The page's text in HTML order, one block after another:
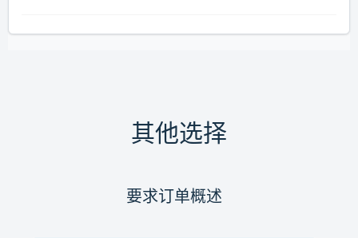
其他选择
要求订单概述